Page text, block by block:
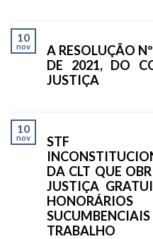
10
nov
A RESOLUÇÃO
DE 2021, DO
JUSTIÇA
10
nov
STF
DA CLT QUE
JUSTIÇA
TRABALHO